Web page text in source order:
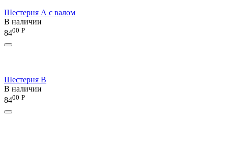
Шестерня А c валом
В наличии
8400 Р
Шестерня В
В наличии
8400 Р